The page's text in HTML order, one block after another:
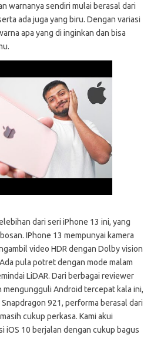
warnanya sendiri mulai berasal dari
ada juga yang biru. Dengan variasi
apa yang di inginkan dan bisa
dari seri iPhone 13 ini, yang
IPhone 13 mempunyai kamera
video HDR dengan Dolby vision
pula potret dengan mode malam
LiDAR. Dari berbagai reviewer
mengungguli Android tercepat kala ini,
921, performa berasal dari
cukup perkasa. Kami akui
iOS 10 berjalan dengan cukup bagus